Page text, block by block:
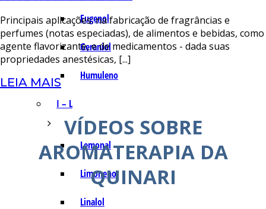
Eugenol
Geraniol
Humuleno
I – L
Lemonal
Limoneno
Linalol
Principais aplicações: na fabricação de fragrâncias e
perfumes (notas especiadas), de alimentos e bebidas, como
agente flavorizante, e de medicamentos - dada suas
propriedades anestésicas, [...]
LEIA MAIS
VÍDEOS SOBRE
AROMATERAPIA DA
QUINARI